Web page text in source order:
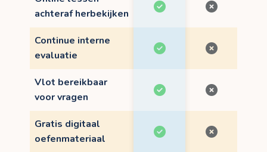
achteraf herbekijken
Continue interne
evaluatie
Vlot bereikbaar
voor vragen
Gratis digitaal
oefenmateriaal